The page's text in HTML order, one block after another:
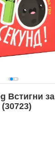
Встигни